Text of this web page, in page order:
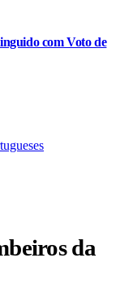
com Voto de
da